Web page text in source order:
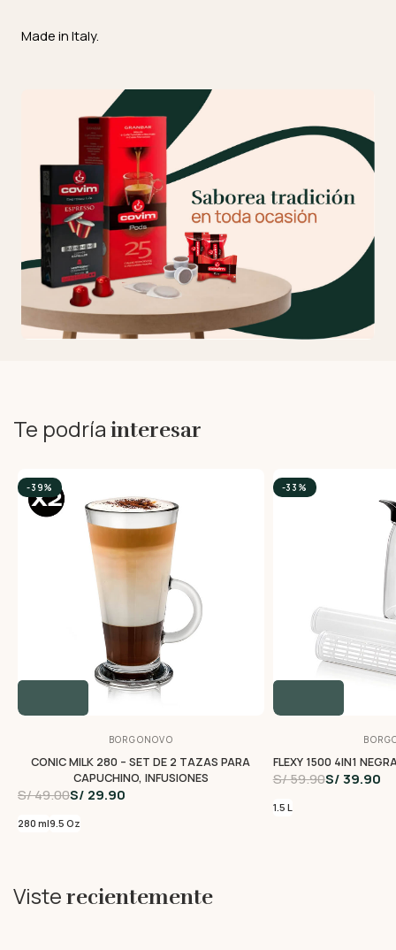
Made in Italy.
Te podría interesar
-39%
BORGONOVO
CONIC MILK 280 – SET DE 2 TAZAS PARA
CAPUCHINO, INFUSIONES
S/ 49.00S/ 29.90
280 ml9.5 Oz
-33%
FLEXY 1500 4IN1
S/ 59.90S/ 39.90
1.5 L
Viste recientemente